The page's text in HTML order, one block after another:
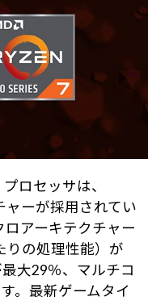
ロセッサは、
ャーが採用されてい
ロアーキテクチャー
りの処理性能）が
大29％、マルチコ
。最新ゲームタイ